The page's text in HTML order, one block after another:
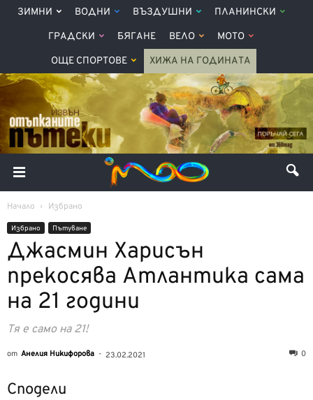
ЗИМНИ ВОДНИ ВЪЗДУШНИ ПЛАНИНСКИ
ГРАДСКИ БЯГАНЕ ВЕЛО МОТО
ОЩЕ СПОРТОВЕ ХИЖА НА ГОДИНАТА
Начало Избрано
Избрано Пътуване
Джасмин Харисън
прекосява Атлантика сама
на 21 години
Тя е само на 21!
от Анелия Никифорова - 23.02.2021 0
Сподели